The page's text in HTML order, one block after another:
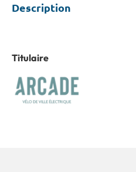
Description
Titulaire